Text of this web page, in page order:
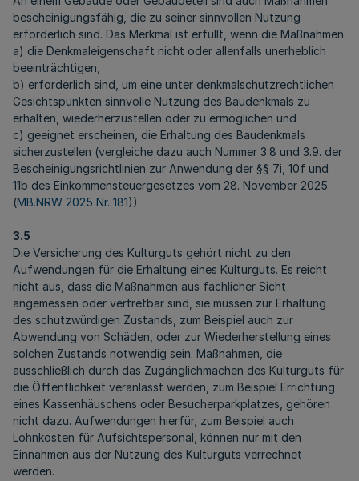
bescheinigungsfähig, die zu seiner sinnvollen Nutzung
erforderlich sind. Das Merkmal ist erfüllt, wenn die Maßnahmen
a) die Denkmaleigenschaft nicht oder allenfalls unerheblich
beeinträchtigen,
b) erforderlich sind, um eine unter denkmalschutzrechtlichen
Gesichtspunkten sinnvolle Nutzung des Baudenkmals zu
erhalten, wiederherzustellen oder zu ermöglichen und
c) geeignet erscheinen, die Erhaltung des Baudenkmals
sicherzustellen (vergleiche dazu auch Nummer 3.8 und 3.9. der
Bescheinigungsrichtlinien zur Anwendung der §§ 7i, 10f und
11b des Einkommensteuergesetzes vom 28. November 2025
(MB.NRW 2025 Nr. 181)).
3.5
Die Versicherung des Kulturguts gehört nicht zu den
Aufwendungen für die Erhaltung eines Kulturguts. Es reicht
nicht aus, dass die Maßnahmen aus fachlicher Sicht
angemessen oder vertretbar sind, sie müssen zur Erhaltung
des schutzwürdigen Zustands, zum Beispiel auch zur
Abwendung von Schäden, oder zur Wiederherstellung eines
solchen Zustands notwendig sein. Maßnahmen, die
ausschließlich durch das Zugänglichmachen des Kulturguts für
die Öffentlichkeit veranlasst werden, zum Beispiel Errichtung
eines Kassenhäuschens oder Besucherparkplatzes, gehören
nicht dazu. Aufwendungen hierfür, zum Beispiel auch
Lohnkosten für Aufsichtspersonal, können nur mit den
Einnahmen aus der Nutzung des Kulturguts verrechnet
werden.